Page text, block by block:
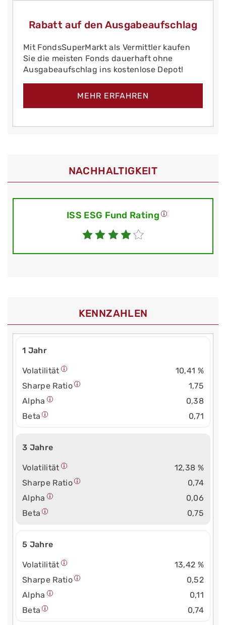
Rabatt auf den Ausgabeaufschlag
Mit FondsSuperMarkt als Vermittler kaufen
Sie die meisten Fonds dauerhaft ohne
Ausgabeaufschlag ins kostenlose Depot!
MEHR ERFAHREN
NACHHALTIGKEIT
ISS ESG Fund Rating
KENNZAHLEN
1 Jahr
Volatilität
10,41 %
Sharpe Ratio
1,75
Alpha
0,38
Beta
0,71
3 Jahre
Volatilität
12,38 %
Sharpe Ratio
0,74
Alpha
0,06
Beta
0,75
5 Jahre
Volatilität
13,42 %
Sharpe Ratio
0,52
Alpha
0,11
Beta
0,74